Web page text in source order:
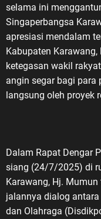
selama ini
Singaperbangsa
apresiasi mendalam
Kabupaten
ketegasan wakil
angin segar bagi para
langsung oleh proyek
Dalam Rapat Dengar
siang (24/7/2025) di
Karawang, Hj.
jalannya dialog
dan Olahraga